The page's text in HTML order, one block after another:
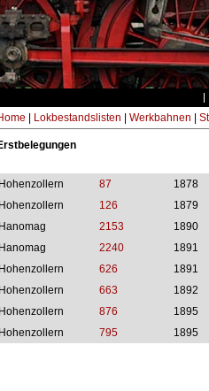
Lokbestandslisten Werkbahnen
Hohenzollern 87 1878
Hohenzollern
126 1879
Hanomag
2153 1890
Hanomag
2240 1891
Hohenzollern
626 1891
Hohenzollern
663 1892
Hohenzollern
876 1895
Hohenzollern
795 1895